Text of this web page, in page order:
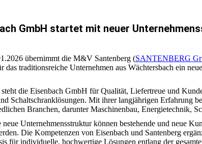
GmbH startet mit neuer
übernimmt die M&V Santenberg (SANTENBERG
das traditionsreiche Unternehmen aus Wächtersbach ein
steht die Eisenbach GmbH für Qualität, Liefertreue und
Schaltschranklösungen. Mit ihrer langjährigen Erfahrung
Branchen, darunter Maschinenbau, Energietechnik,
Unternehmensstruktur können bestehende und neue
Die Kompetenzen von Eisenbach und Santenberg
für individuelle, hochwertige Lösungen entlang der